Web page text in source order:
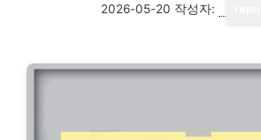
2026-05-20 작성자: